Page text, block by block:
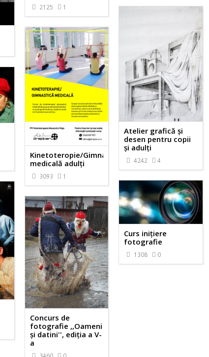
2125 1
Atelier grafică și
desen pentru copii
și adulți
4242 4
Kinetoteropie/Gimnastică
medicală adulți
3093 1
Curs inițiere
fotografie
1308 0
Concurs de
fotografie ,,Oameni
și datini'', ediția a V-
a
3460 0